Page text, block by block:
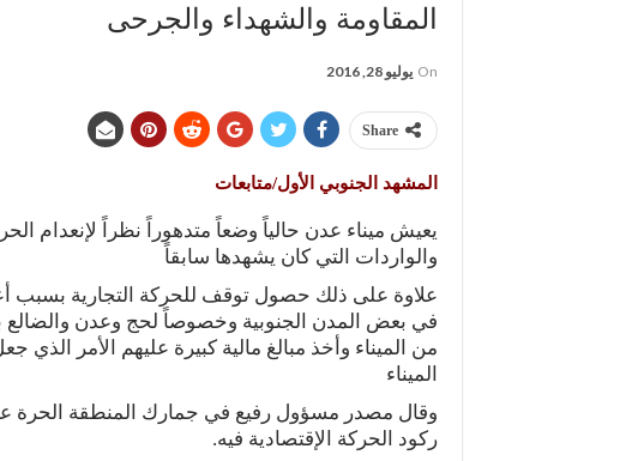
المقاومة والشهداء والجرحى
On يوليو 28, 2016
Share
المشهد الجنوبي الأول/متابعات
يعيش ميناء عدن حالياً وضعاً متدهوراً نظراً لإنعدام
والواردات التي كان يشهدها سابقاً
علاوة على ذلك حصول توقف للحركة التجارية بسبب
في بعض المدن الجنوبية وخصوصاً لحج وعدن والضالع
من الميناء وأخذ مبالغ مالية كبيرة عليهم الأمر
الميناء
وقال مصدر مسؤول رفيع في جمارك المنطقة الحرة
ركود الحركة الإقتصادية فيه.